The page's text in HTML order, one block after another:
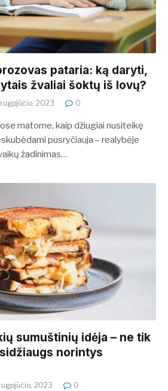
pataria: ką daryti,
žvaliai šoktų iš lovų?
2023 0
matome, kaip džiugiai nusiteikę
pusryčiauja – realybėje
žadinimas…
sumuštinių idėja – ne tik
norintys
2023 0